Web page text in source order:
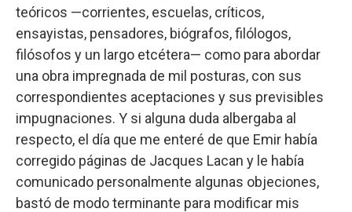
teóricos —corrientes, escuelas, críticos,
ensayistas, pensadores, biógrafos, filólogos,
filósofos y un largo etcétera— como para abordar
una obra impregnada de mil posturas, con sus
correspondientes aceptaciones y sus previsibles
impugnaciones. Y si alguna duda albergaba al
respecto, el día que me enteré de que Emir había
corregido páginas de Jacques Lacan y le había
comunicado personalmente algunas objeciones,
bastó de modo terminante para modificar mis